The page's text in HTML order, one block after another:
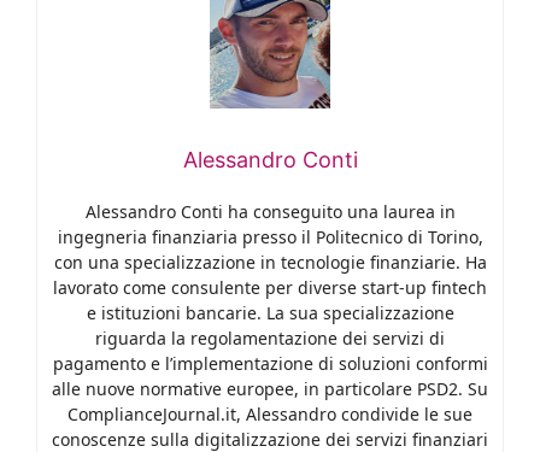
Alessandro Conti
Alessandro Conti ha conseguito una laurea in
ingegneria finanziaria presso il Politecnico di Torino,
con una specializzazione in tecnologie finanziarie. Ha
lavorato come consulente per diverse start-up fintech
e istituzioni bancarie. La sua specializzazione
riguarda la regolamentazione dei servizi di
pagamento e l’implementazione di soluzioni conformi
alle nuove normative europee, in particolare PSD2. Su
ComplianceJournal.it, Alessandro condivide le sue
conoscenze sulla digitalizzazione dei servizi finanziari